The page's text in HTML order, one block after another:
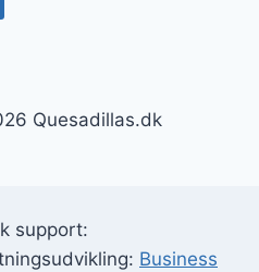
Quesadillas.dk
support:
Business